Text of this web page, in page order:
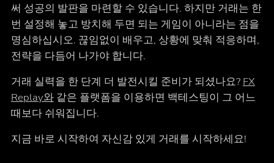
써 성공의 발판을 마련할 수 있습니다. 하지만 거래는 한
번 설정해 놓고 방치해 두면 되는 게임이 아니라는 점을
명심하십시오. 끊임없이 배우고, 상황에 맞춰 적응하며,
전략을 다듬어 나가야 합니다.
거래 실력을 한 단계 더 발전시킬 준비가 되셨나요? FX
Replay와같은 플랫폼을 이용하면 백테스팅이 그 어느
때보다 쉬워집니다.
지금 바로 시작하여 자신감 있게 거래를 시작하세요!